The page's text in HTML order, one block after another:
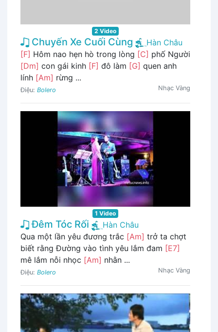
2 Video
Chuyến Xe Cuối Cùng
Hàn Châu
[F] Hôm nao hẹn hò trong lòng [C] phố Người
[Dm] con gái kinh [F] đô làm [G] quen anh
lính [Am] rừng ...
Điệu: Bolero Nhạc Vàng
1 Video
Đêm Tóc Rối
Hàn Châu
Qua một lần yêu đương trắc [Am] trở ta chợt
biết rằng Đường vào tình yêu lắm đam [E7]
mê lắm nỗi nhọc [Am] nhằn ...
Điệu: Bolero Nhạc Vàng